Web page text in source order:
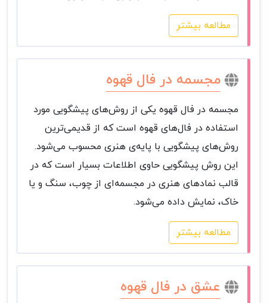
مطالعه بیشتر
مجسمه در فال قهوه
مجسمه در فال قهوه یکی از روش‌های پیشگویی مورد
استفاده در فال‌های قهوه است که از قدیمی‌ترین
روش‌های پیشگویی با پایه‌ی هنری محسوب می‌شود.
این روش پیشگویی حاوی اطلاعات بسیار است که در
قالب نمادهای هنری در مجسمه‌ای از چوب، سنگ و یا
خاک، نمایش داده می‌شود.
مطالعه بیشتر
عشق در فال قهوه